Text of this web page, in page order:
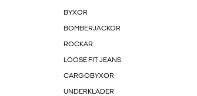
BYXOR
BOMBERJACKOR
ROCKAR
LOOSE FIT JEANS
CARGOBYXOR
UNDERKLÄDER